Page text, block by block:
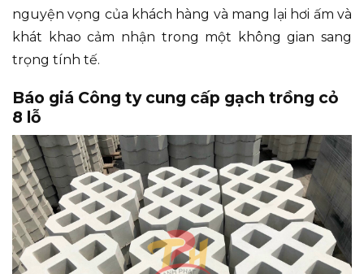
nguyện vọng của khách hàng và mang lại hơi ấm và
khát khao cảm nhận trong một không gian sang
trọng tính tế.
Báo giá Công ty cung cấp gạch trồng cỏ
8 lỗ